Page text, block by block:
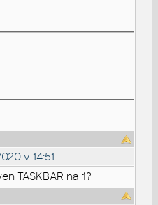
v 14:51
TASKBAR na 1?